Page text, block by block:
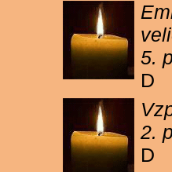
5.
D
2.
D